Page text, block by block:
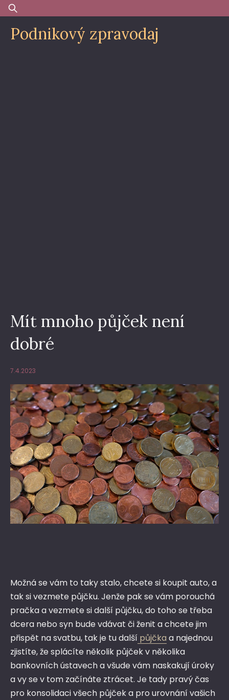
Skip
to
content
Vyhledávání
Podnikový zpravodaj
Mít mnoho půjček není
dobré
7.4.2023
Možná se vám to taky stalo, chcete si koupit auto, a
tak si vezmete půjčku. Jenže pak se vám porouchá
pračka a vezmete si další půjčku, do toho se třeba
dcera nebo syn bude vdávat či ženit a chcete jim
přispět na svatbu, tak je tu další půjčka a najednou
zjistíte, že splácíte několik půjček v několika
bankovních ústavech a všude vám naskakují úroky
a vy se v tom začínáte ztrácet. Je tady pravý čas
pro konsolidaci všech půjček a pro urovnání vašich